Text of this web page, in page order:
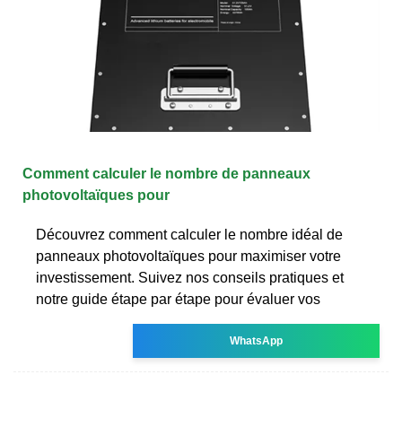
Comment calculer le nombre de panneaux
photovoltaïques pour
Découvrez comment calculer le nombre idéal de
panneaux photovoltaïques pour maximiser votre
investissement. Suivez nos conseils pratiques et
notre guide étape par étape pour évaluer vos
WhatsApp